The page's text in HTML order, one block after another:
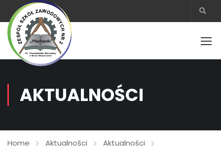
AKTUALNOŚCI
Home Aktualności
Aktualności